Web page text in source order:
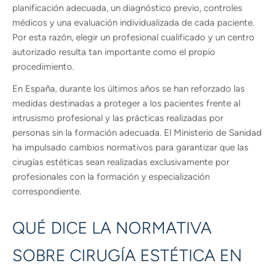
planificación adecuada, un diagnóstico previo, controles
médicos y una evaluación individualizada de cada paciente.
Por esta razón, elegir un profesional cualificado y un centro
autorizado resulta tan importante como el propio
procedimiento.
En España, durante los últimos años se han reforzado las
medidas destinadas a proteger a los pacientes frente al
intrusismo profesional y las prácticas realizadas por
personas sin la formación adecuada. El Ministerio de Sanidad
ha impulsado cambios normativos para garantizar que las
cirugías estéticas sean realizadas exclusivamente por
profesionales con la formación y especialización
correspondiente.
QUÉ DICE LA NORMATIVA
SOBRE CIRUGÍA ESTÉTICA EN